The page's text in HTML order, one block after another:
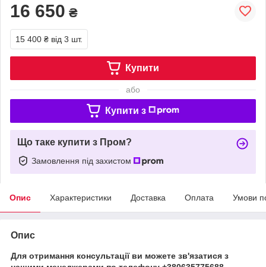
16 650 ₴
15 400 ₴ від 3 шт.
Купити
або
Купити з
Що таке купити з Пром?
Замовлення під захистом
Опис Характеристики Доставка Оплата Умови
Опис
Для отримання консультації ви можете зв'язатися з